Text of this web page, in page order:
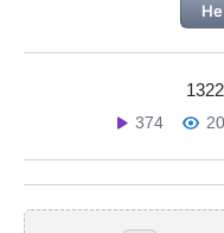
1322
374